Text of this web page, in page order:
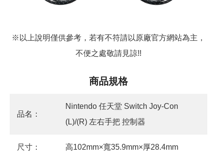
※以上說明僅供參考，若有不符請以原廠官方網站為主，
不便之處敬請見諒!!
商品規格
品名：
Nintendo 任天堂 Switch Joy-Con
(L)/(R) 左右手把 控制器
尺寸： 高102mm×寬35.9mm×厚28.4mm